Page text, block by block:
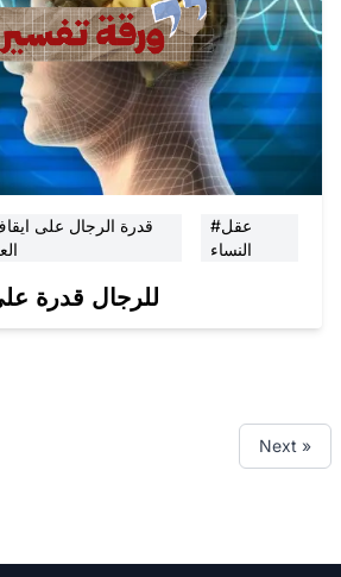
#عقل
النساء
للرجال قدرة
Next »